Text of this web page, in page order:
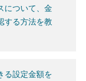
について、金
する方法を教
る設定金額を